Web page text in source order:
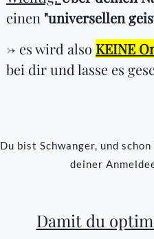
einen "universellen
-> es wird also KEINE
bei dir und lasse es
Du bist Schwanger, und
deiner
Damit du